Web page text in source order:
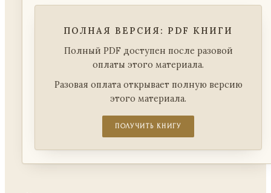
ПОЛНАЯ ВЕРСИЯ: PDF КНИГИ
Полный PDF доступен после разовой
оплаты этого материала.
Разовая оплата открывает полную версию
этого материала.
ПОЛУЧИТЬ КНИГУ